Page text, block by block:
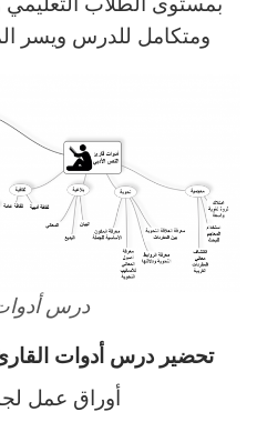
ومتكامل للدرس ويسر
درس
تحضير درس أدوات
أوراق عمل